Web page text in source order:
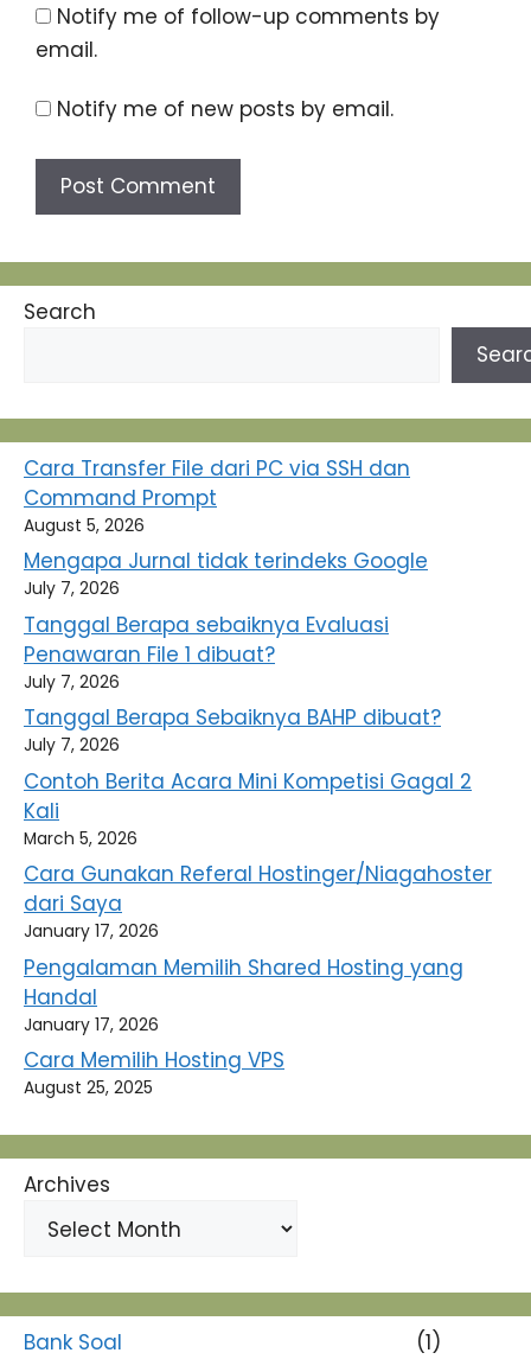
Notify me of follow-up comments by
email.
Notify me of new posts by email.
Search
Cara Transfer File dari PC via SSH dan
Command Prompt
August 5, 2026
Mengapa Jurnal tidak terindeks Google
July 7, 2026
Tanggal Berapa sebaiknya Evaluasi
Penawaran File 1 dibuat?
July 7, 2026
Tanggal Berapa Sebaiknya BAHP dibuat?
July 7, 2026
Contoh Berita Acara Mini Kompetisi Gagal 2
Kali
March 5, 2026
Cara Gunakan Referal Hostinger/Niagahoster
dari Saya
January 17, 2026
Pengalaman Memilih Shared Hosting yang
Handal
January 17, 2026
Cara Memilih Hosting VPS
August 25, 2025
Archives
Bank Soal
(1)